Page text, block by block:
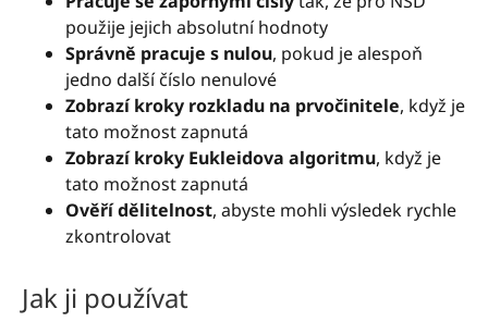
použije jejich absolutní hodnoty
Správně pracuje s nulou, pokud je alespoň
jedno další číslo nenulové
Zobrazí kroky rozkladu na prvočinitele, když je
tato možnost zapnutá
Zobrazí kroky Eukleidova algoritmu, když je
tato možnost zapnutá
Ověří dělitelnost, abyste mohli výsledek rychle
zkontrolovat
Jak ji používat